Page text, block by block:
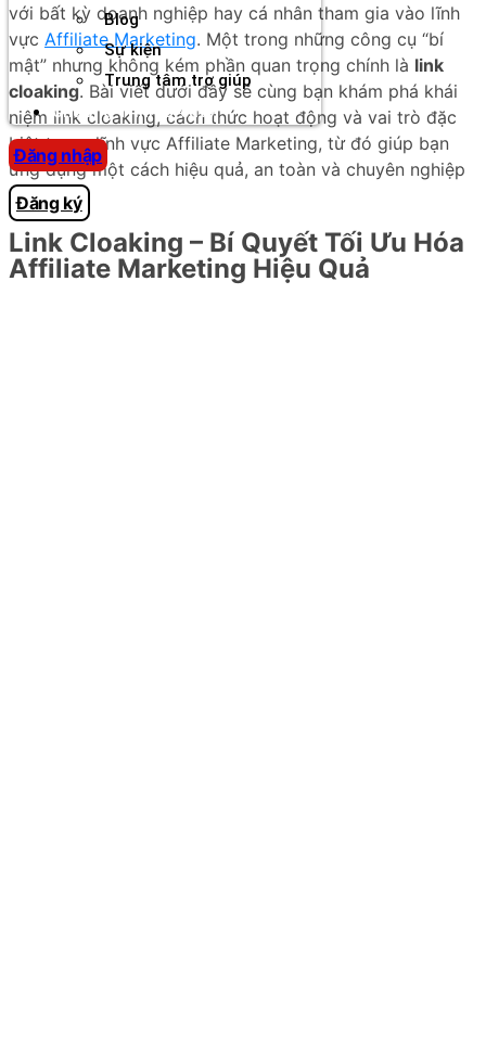
Blog
Sự kiện
Trung tâm trợ giúp
Chương Trình Creator
Đăng nhập
Đăng ký
với bất kỳ doanh nghiệp hay cá nhân tham gia vào lĩnh
vực Affiliate Marketing. Một trong những công cụ “bí
mật” nhưng không kém phần quan trọng chính là link
cloaking. Bài viết dưới đây sẽ cùng bạn khám phá khái
niệm link cloaking, cách thức hoạt động và vai trò đặc
biệt trong lĩnh vực Affiliate Marketing, từ đó giúp bạn
ứng dụng một cách hiệu quả, an toàn và chuyên nghiệp
nhất.
Link Cloaking – Bí Quyết Tối Ưu Hóa
Affiliate Marketing Hiệu Quả